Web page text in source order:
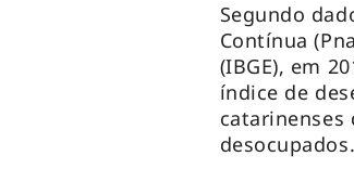
Segundo
Contínua
(IBGE), em
índice de
catarinenses
desocupados.